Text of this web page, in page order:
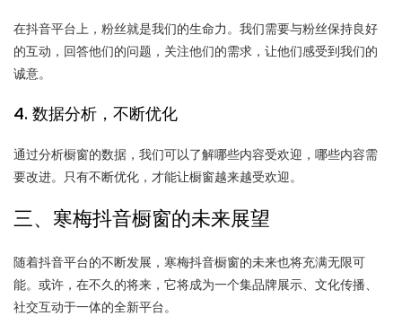
在抖音平台上，粉丝就是我们的生命力。我们需要与粉丝保持良好
的互动，回答他们的问题，关注他们的需求，让他们感受到我们的
诚意。
4. 数据分析，不断优化
通过分析橱窗的数据，我们可以了解哪些内容受欢迎，哪些内容需
要改进。只有不断优化，才能让橱窗越来越受欢迎。
三、寒梅抖音橱窗的未来展望
随着抖音平台的不断发展，寒梅抖音橱窗的未来也将充满无限可
能。或许，在不久的将来，它将成为一个集品牌展示、文化传播、
社交互动于一体的全新平台。